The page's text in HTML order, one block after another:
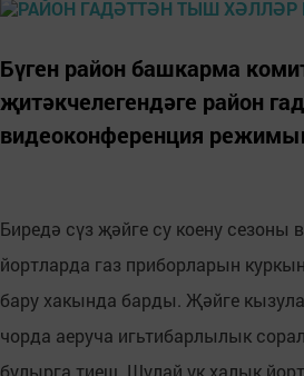
Бүген район башкарма
җитәкчелегендәге район
видеоконференция
Биредә сүз җәйге су коену
йортларда газ приборларын
бару хакында барды. Җәйге
чорда аеруча игьтибарлылык
булырга тиеш. Шулай ук халык